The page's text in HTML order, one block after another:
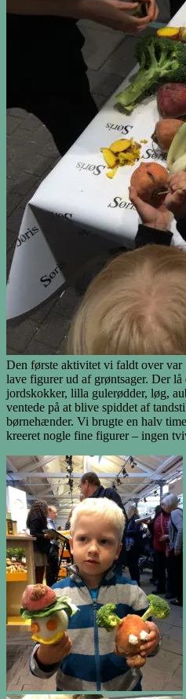
Den første aktivitet vi faldt over var
lave figurer ud af grøntsager. Der
jordskokker, lilla gulerødder, løg,
ventede på at blive spiddet af
børnehænder. Vi brugte en halv
kreeret nogle fine figurer – ingen